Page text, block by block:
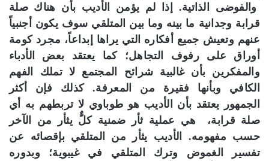
والفوضى الذاتية. إذا لم يؤمن الأديب بأن هناك صلة
قرابة وجدانية ما بينه وما بين المتلقي سوف يكون أجنبياً
عنهم وتعيش جميع أفكاره التي يراها إبداعاً، مجرد كومة
أوراق على رفوف التجاهل؛ كما يعتقد بعض الأدباء
والمفكرين بأن غالبية شرائح المجتمع لا تملك الفهم
الكافي وبأنها فقيرة من المعرفة. كذلك فإن أكثر
الجمهور يعتقد بأن الأديب هو طوباوي لا تربطهم به أي
صلة قرابة، هي عملية ثأر ضمنية كلٌّ يثأر من الآخر
حسب مفهومه. الأديب يثأر من المتلقي بإقصائه عن
تفسير الغموض وترك المتلقي في غيبوية؛ وبدوره